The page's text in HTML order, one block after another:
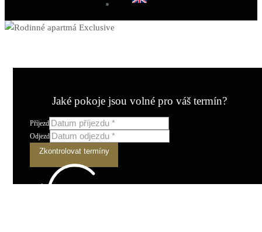
Jaké pokoje jsou volné pro váš termín?
Příjezd
Odjezd
Zkontrolovat termíny